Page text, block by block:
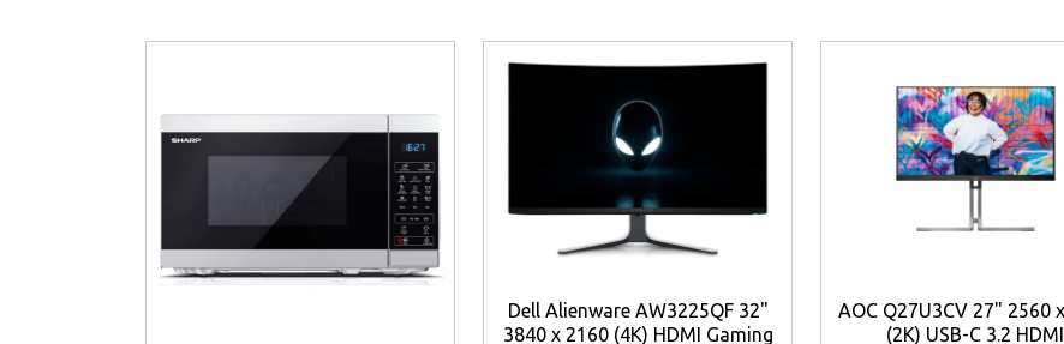
• 4K UHD-upplösning (3840 × 2160).
• Crystal Processor 4K.
• HDR10+.
• Tizen OS.
Dell Alienware AW3225QF 32"
3840 x 2160 (4K) HDMI Gaming
AOC Q27U3CV 27" 2560
(2K) USB-C 3.2 HDMI